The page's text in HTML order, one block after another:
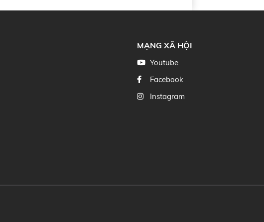
MẠNG XÃ HỘI
Youtube
Facebook
Instagram